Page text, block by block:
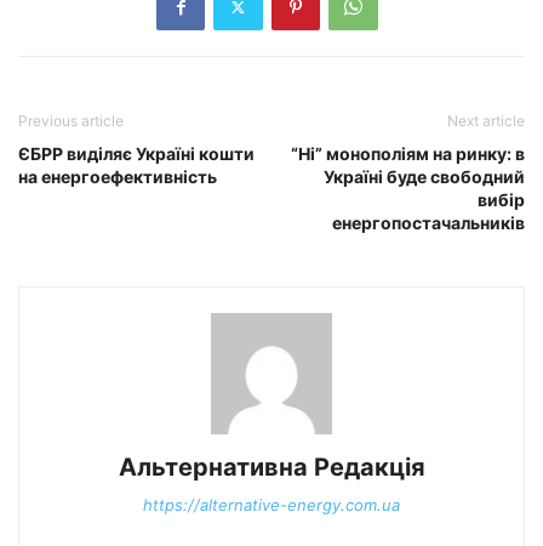
Previous article
ЄБРР виділяє Україні кошти
на енергоефективність
Next article
“Ні” монополіям на ринку: в
Україні буде свободний
вибір
енергопостачальників
Альтернативна Редакція
https://alternative-energy.com.ua